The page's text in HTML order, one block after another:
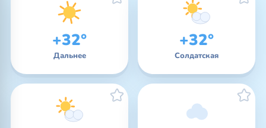
+32°
Дальнее
+32°
Солдатская